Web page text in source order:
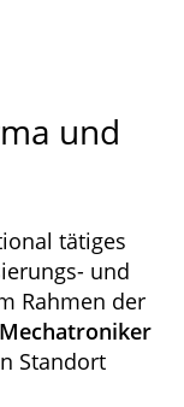
und
tätiges
und
Rahmen der
Standort